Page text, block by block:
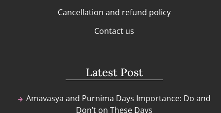
Cancellation and refund policy
Contact us
Latest Post
Amavasya and Purnima Days Importance: Do and
Don’t on These Days